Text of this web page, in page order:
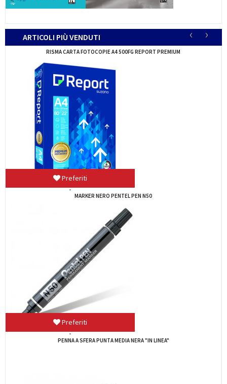
ARTICOLI PIÙ VENDUTI ‹ ›
CF.42 BLOCCHI 50FG. GR.70 DISTINTA PRELIEVO
Preferiti
27009 CF.10.000 PUNTI UNIVERSALI "IN...
Preferiti
29090 CORRETTORE ROLLER IN LINEA mm.5 x...